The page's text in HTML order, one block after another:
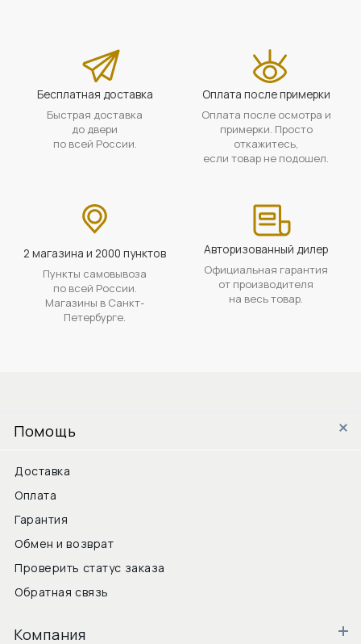
Бесплатная доставка
Быстрая доставка
до двери
по всей России.
Оплата после примерки
Оплата после осмотра и
примерки. Просто
откажитесь,
если товар не подошел.
2 магазина и 2000 пунктов
Пункты самовывоза
по всей России.
Магазины в Санкт-
Петербурге.
Авторизованный дилер
Официальная гарантия
от производителя
на весь товар.
Помощь
Доставка
Оплата
Гарантия
Обмен и возврат
Проверить статус заказа
Обратная связь
Компания